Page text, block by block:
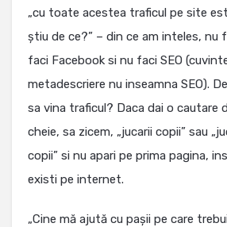
„cu toate acestea traficul pe site
știu de ce?” – din ce am inteles, nu
faci Facebook si nu faci SEO
metadescriere nu inseamna SEO).
sa vina traficul? Daca dai o cautare
cheie, sa zicem, „jucarii copii” sau
copii” si nu apari pe prima pagina,
existi pe internet.
„Cine mă ajută cu pașii pe care